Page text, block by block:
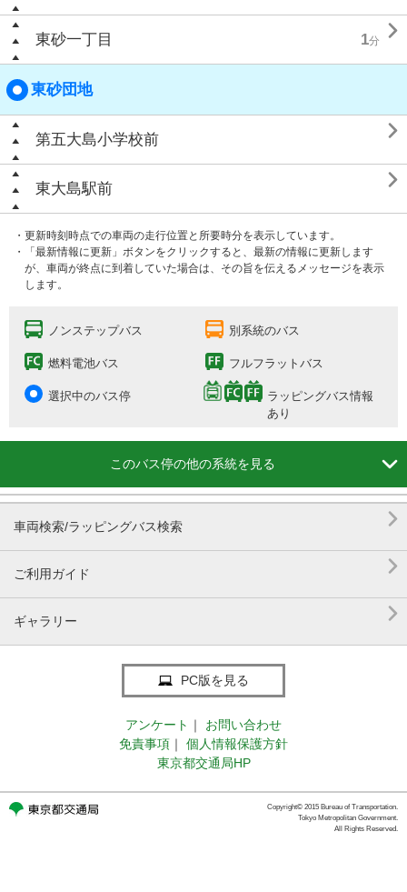
東砂一丁目 1分 
東砂団地
第五大島小学校前 
東大島駅前 
・更新時刻時点での車両の走行位置と所要時分を表示しています。
・「最新情報に更新」ボタンをクリックすると、最新の情報に更新します
が、車両が終点に到着していた場合は、その旨を伝えるメッセージを表示
します。
ノンステップバス 別系統のバス
燃料電池バス フルフラットバス
選択中のバス停
ラッピングバス情報
あり
このバス停の他の系統を見る 
車両検索/ラッピングバス検索 
ご利用ガイド 
ギャラリー 
PC版を見る
アンケート ｜
お問い合わせ
免責事項 ｜
個人情報保護方針
東京都交通局HP
Copyright© 2015 Bureau of Transportation.
Tokyo Metropolitan Government.
All Rights Reserved.